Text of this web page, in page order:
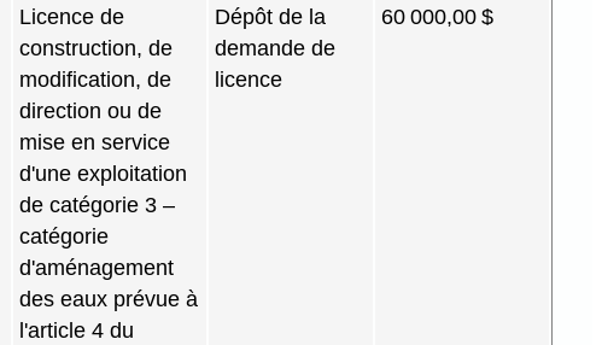
Licence de
construction, de
modification, de
direction ou de
mise en service
d'une exploitation
de catégorie 3 –
catégorie
d'aménagement
des eaux prévue à
l'article 4 du
Dépôt de la
demande de
licence
60 000,00 $